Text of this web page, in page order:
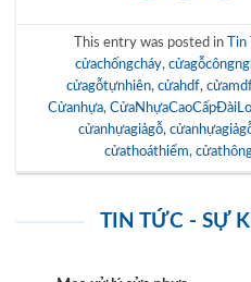
This entry was posted in
cửachốngcháy,
cửagỗtựnhiên, cửahdf,
Cửanhựa,
cửanhựagiảgỗ,
cửathoáthiểm,
TIN TỨC - SỰ